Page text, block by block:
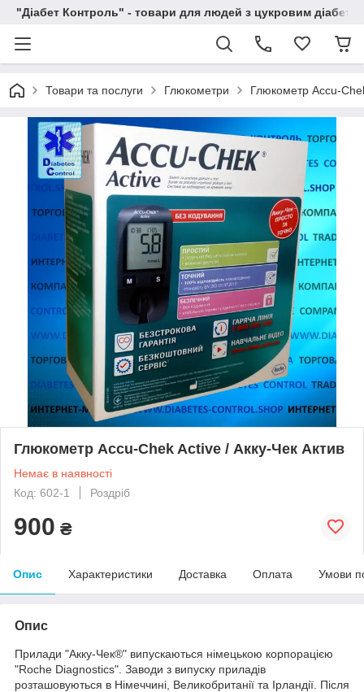
"Діабет Контроль" - товари для людей з цукровим
Товари та послуги Глюкометри Глюкометр Accu-
Глюкометр Accu-Chek Active / Акку-Чек Актив
Немає в наявності
Код: 602-1
Роздріб
900 ₴
Опис Характеристики Доставка Оплата Умови
Опис
Прилади "Акку-Чек®" випускаються німецькою корпорацією
"Roche Diagnostics". Заводи з випуску приладів
розташовуються в Німеччині, Великобританії та Ірландії. Після